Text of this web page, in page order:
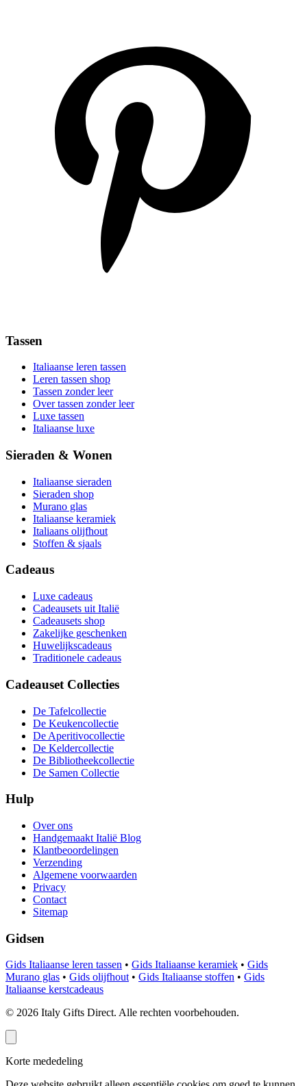
Tassen
Italiaanse leren tassen
Leren tassen shop
Tassen zonder leer
Over tassen zonder leer
Luxe tassen
Italiaanse luxe
Sieraden & Wonen
Italiaanse sieraden
Sieraden shop
Murano glas
Italiaanse keramiek
Italiaans olijfhout
Stoffen & sjaals
Cadeaus
Luxe cadeaus
Cadeausets uit Italië
Cadeausets shop
Zakelijke geschenken
Huwelijkscadeaus
Traditionele cadeaus
Cadeauset Collecties
De Tafelcollectie
De Keukencollectie
De Aperitivocollectie
De Keldercollectie
De Bibliotheekcollectie
De Samen Collectie
Hulp
Over ons
Handgemaakt Italië Blog
Klantbeoordelingen
Verzending
Algemene voorwaarden
Privacy
Contact
Sitemap
Gidsen
Gids Italiaanse leren tassen • Gids Italiaanse keramiek • Gids
Murano glas • Gids olijfhout • Gids Italiaanse stoffen • Gids
Italiaanse kerstcadeaus
© 2026 Italy Gifts Direct. Alle rechten voorbehouden.
Korte mededeling